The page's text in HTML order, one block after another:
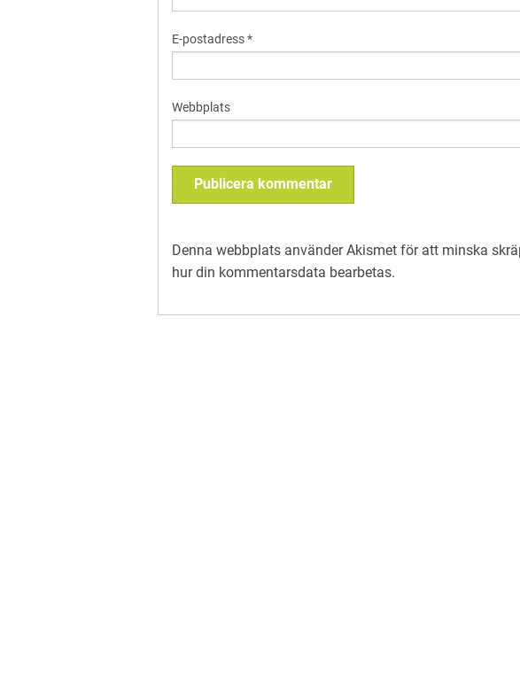
E-postadress*
Webbplats
Denna webbplats använder Akismet för att minska
hur din kommentarsdata bearbetas.